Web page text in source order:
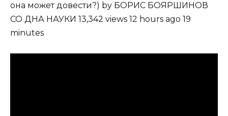
она может довести?) by БОРИС БОЯРШИНОВ
СО ДНА НАУКИ 13,342 views 12 hours ago 19
minutes